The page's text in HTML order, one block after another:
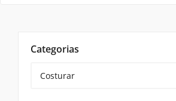
Categorias